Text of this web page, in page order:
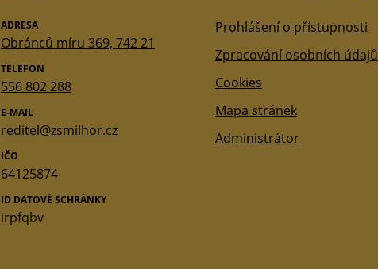
ADRESA
Obránců míru 369, 742 21
TELEFON
556 802 288
E-MAIL
reditel@zsmilhor.cz
IČO
64125874
ID DATOVÉ SCHRÁNKY
irpfqbv
Prohlášení o přístupnosti
Zpracování osobních údajů
Cookies
Mapa stránek
Administrátor